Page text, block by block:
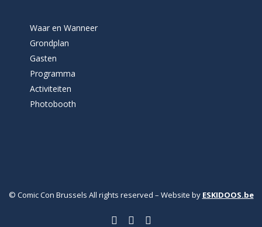
Waar en Wanneer
Grondplan
Gasten
Programma
Activiteiten
Photobooth
© Comic Con Brussels All rights reserved – Website by ESKIDOOS.be